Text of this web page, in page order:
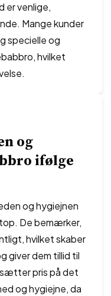
er venlige,
Mange kunder
specielle og
hvilket
og
ifølge
og hygiejnen
De bemærker,
hvilket skaber
giver dem tillid til
pris på det
og hygiejne, da